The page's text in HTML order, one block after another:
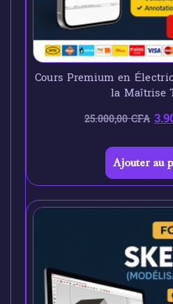
Cours Premium en
la Maîtrise
25.000,00CFA
Ajouter au